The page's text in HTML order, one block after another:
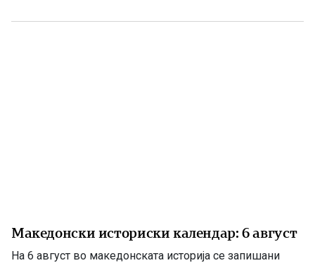
анализи, во повеќе наврати во гостиварскиот
Македонски историски календар: 6 август
На 6 август во македонската историја се запишани